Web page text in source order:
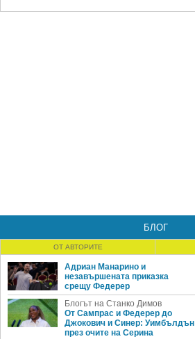
БЛОГ
ОТ АВТОРИТЕ
Адриан Манарино и
незавършената приказка
срещу Федерер
Блогът на Станко Димов
От Сампрас и Федерер до
Джокович и Синер: Уимбълдън
през очите на Серина